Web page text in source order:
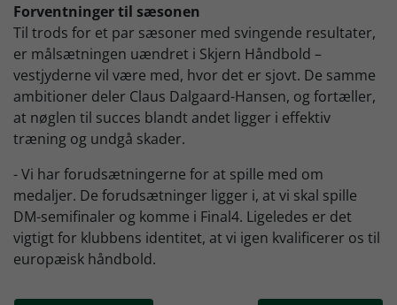
Forventninger til sæsonen
Til trods for et par sæsoner med svingende resultater,
er målsætningen uændret i Skjern Håndbold –
vestjyderne vil være med, hvor det er sjovt. De samme
ambitioner deler Claus Dalgaard-Hansen, og fortæller,
at nøglen til succes blandt andet ligger i effektiv
træning og undgå skader.
- Vi har forudsætningerne for at spille med om
medaljer. De forudsætninger ligger i, at vi skal spille
DM-semifinaler og komme i Final4. Ligeledes er det
vigtigt for klubbens identitet, at vi igen kvalificerer os til
europæisk håndbold.